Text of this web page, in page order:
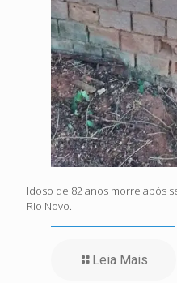
Idoso de 82 anos morre após
Rio Novo.
Leia Mais